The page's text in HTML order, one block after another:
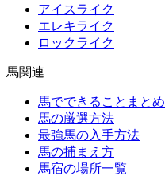
アイスライク
エレキライク
ロックライク
馬関連
馬でできることまとめ
馬の厳選方法
最強馬の入手方法
馬の捕まえ方
馬宿の場所一覧